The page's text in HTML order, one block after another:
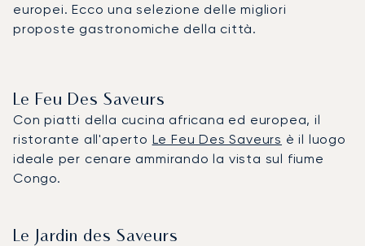
europei. Ecco una selezione delle migliori
proposte gastronomiche della città.
Le Feu Des Saveurs
Con piatti della cucina africana ed europea, il
ristorante all'aperto Le Feu Des Saveurs è il luogo
ideale per cenare ammirando la vista sul fiume
Congo.
Le Jardin des Saveurs